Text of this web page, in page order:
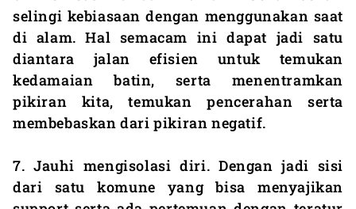
selingi kebiasaan dengan menggunakan saat
di alam. Hal semacam ini dapat jadi satu
diantara jalan efisien untuk temukan
kedamaian batin, serta menentramkan
pikiran kita, temukan pencerahan serta
membebaskan dari pikiran negatif.
7. Jauhi mengisolasi diri. Dengan jadi sisi
dari satu komune yang bisa menyajikan